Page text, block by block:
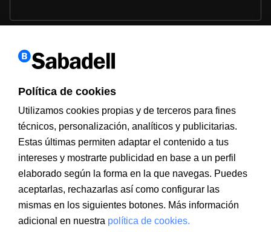
Información a clientesPSD2
MIFIDDocumentación PRIIPS
Aviso legalPolítica de cookies
Seguridad Atención al cliente
Política de cookies
Utilizamos cookies propias y de terceros para fines
técnicos, personalización, analíticos y publicitarias.
Estas últimas permiten adaptar el contenido a tus
intereses y mostrarte publicidad en base a un perfil
elaborado según la forma en la que navegas. Puedes
aceptarlas, rechazarlas así como configurar las
mismas en los siguientes botones. Más información
adicional en nuestra política de cookies.